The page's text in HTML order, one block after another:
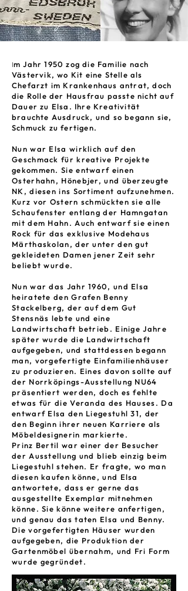
Im Jahr 1950 zog die Familie nach
Västervik, wo Kit eine Stelle als
Chefarzt im Krankenhaus antrat, doch
die Rolle der Hausfrau passte nicht auf
Dauer zu Elsa. Ihre Kreativität
brauchte Ausdruck, und so begann sie,
Schmuck zu fertigen.
Nun war Elsa wirklich auf den
Geschmack für kreative Projekte
gekommen. Sie entwarf einen
Osterhahn, Hönebjer, und überzeugte
NK, diesen ins Sortiment aufzunehmen.
Kurz vor Ostern schmückten sie alle
Schaufenster entlang der Hamngatan
mit dem Hahn. Auch entwarf sie einen
Rock für das exklusive Modehaus
Märthaskolan, der unter den gut
gekleideten Damen jener Zeit sehr
beliebt wurde.
Nun war das Jahr 1960, und Elsa
heiratete den Grafen Benny
Stackelberg, der auf dem Gut
Stensnäs lebte und eine
Landwirtschaft betrieb. Einige Jahre
später wurde die Landwirtschaft
aufgegeben, und stattdessen begann
man, vorgefertigte Einfamilienhäuser
zu produzieren. Eines davon sollte auf
der Norrköpings-Ausstellung NU64
präsentiert werden, doch es fehlte
etwas für die Veranda des Hauses. Da
entwarf Elsa den Liegestuhl 31, der
den Beginn ihrer neuen Karriere als
Möbeldesignerin markierte.
Prinz Bertil war einer der Besucher
der Ausstellung und blieb einzig beim
Liegestuhl stehen. Er fragte, wo man
diesen kaufen könne, und Elsa
antwortete, dass er gerne das
ausgestellte Exemplar mitnehmen
könne. Sie könne weitere anfertigen,
und genau das taten Elsa und Benny.
Die vorgefertigten Häuser wurden
aufgegeben, die Produktion der
Gartenmöbel übernahm, und Fri Form
wurde gegründet.